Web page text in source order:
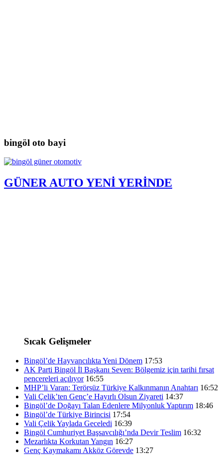
bingöl oto bayi
GÜNER AUTO YENİ YERİNDE
Sıcak Gelişmeler
Bingöl’de Hayvancılıkta Yeni Dönem 17:53
AK Parti Bingöl İl Başkanı Seven: Bölgemiz için tarihi fırsat
pencereleri açılıyor 16:55
MHP’li Varan: Terörsüz Türkiye Kalkınmanın Anahtarı 16:52
Vali Çelik’ten Genç’e Hayırlı Olsun Ziyareti 14:37
Bingöl’de Doğayı Talan Edenlere Milyonluk Yaptırım 18:46
Bingöl’de Türkiye Birincisi 17:54
Vali Çelik Yaylada Geceledi 16:39
Bingöl Cumhuriyet Başsavcılığı’nda Devir Teslim 16:32
Mezarlıkta Korkutan Yangın 16:27
Genç Kaymakamı Akköz Görevde 13:27